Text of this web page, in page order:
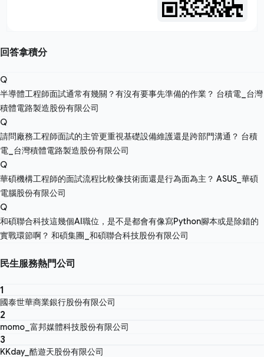
回答拿積分
Q
半導體工程師面試通常有幾關？有沒有要事先準備的作業？ 台積電_台灣
積體電路製造股份有限公司
Q
請問廠務工程師面試的主管更重視基礎設備維護還是跨部門溝通？ 台積
電_台灣積體電路製造股份有限公司
Q
華碩機構工程師的面試流程比較像技術面還是行為面為主？ ASUS_華碩
電腦股份有限公司
Q
和碩聯合科技這幾個AI職位，是不是都會有像寫Python腳本或是除錯的
實戰環節啊？ 和碩集團_和碩聯合科技股份有限公司
民生服務熱門公司
1
國泰世華商業銀行股份有限公司
2
momo_富邦媒體科技股份有限公司
3
KKday_酷遊天股份有限公司